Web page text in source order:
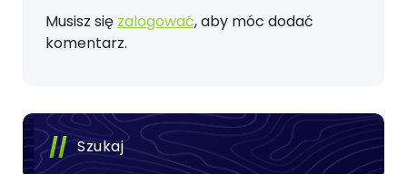
Musisz się zalogować, aby móc dodać
komentarz.
Szukaj